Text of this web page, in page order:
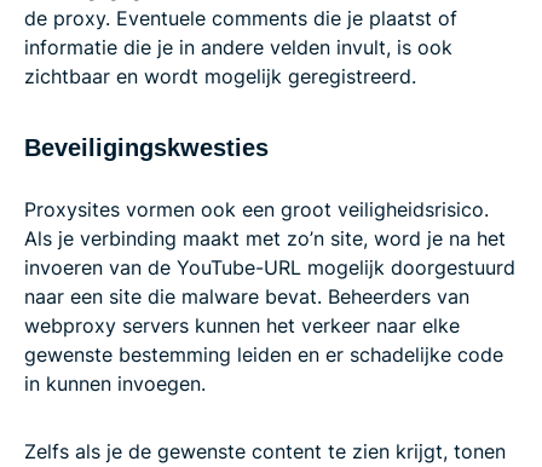
de proxy. Eventuele comments die je plaatst of
informatie die je in andere velden invult, is ook
zichtbaar en wordt mogelijk geregistreerd.
Beveiligingskwesties
Proxysites vormen ook een groot veiligheidsrisico.
Als je verbinding maakt met zo’n site, word je na het
invoeren van de YouTube-URL mogelijk doorgestuurd
naar een site die malware bevat. Beheerders van
webproxy servers kunnen het verkeer naar elke
gewenste bestemming leiden en er schadelijke code
in kunnen invoegen.
Zelfs als je de gewenste content te zien krijgt, tonen